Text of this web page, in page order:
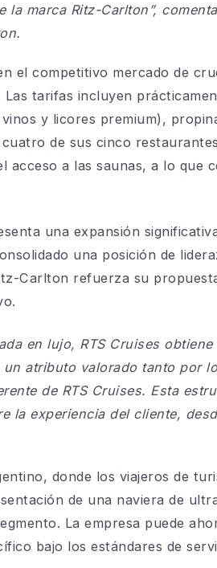
marca Ritz-Carlton”,
el competitivo mercado de
tarifas incluyen
y licores premium),
de sus cinco
acceso a las saunas, a lo que
una expansión
una posición de
Carlton refuerza su
en lujo, RTS Cruises
atributo valorado tanto por
de RTS Cruises. Esta
la experiencia del cliente,
donde los viajeros de
de una naviera de
La empresa puede
bajo los estándares de